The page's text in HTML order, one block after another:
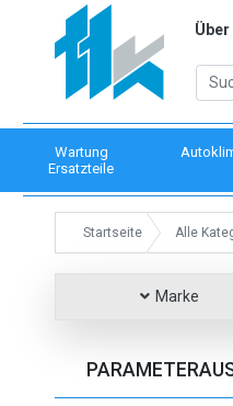
Über
Wartung
Ersatzteile
Startseite Alle
Marke